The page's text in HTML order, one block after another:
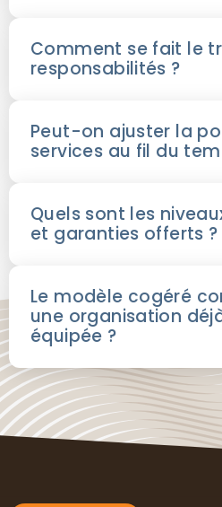
Comment se fait le
responsabilités ?
Peut-on ajuster la
services au fil du
Quels sont les
et garanties offerts ?
Le modèle cogéré
une organisation
équipée ?